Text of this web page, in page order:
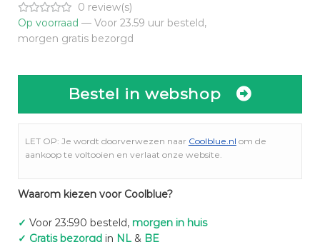
0 review(s)
Op voorraad — Voor 23.59 uur besteld,
morgen gratis bezorgd
Bestel in webshop
LET OP: Je wordt doorverwezen naar Coolblue.nl om de
aankoop te voltooien en verlaat onze website.
Waarom kiezen voor Coolblue?
✓ Voor 23:590 besteld, morgen in huis
✓ Gratis bezorgd in NL& BE